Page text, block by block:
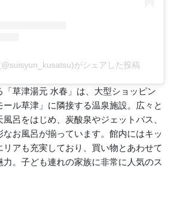
がシェアした投稿
草津湯元 水春」は、大型ショッピン
ル草津」に隣接する温泉施設。広々と
呂をはじめ、炭酸泉やジェットバス、
お風呂が揃っています。館内にはキッ
リアも充実しており、買い物とあわせて
。子ども連れの家族に非常に人気のス